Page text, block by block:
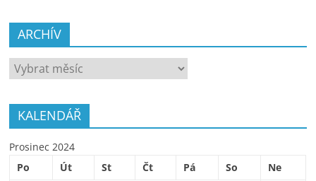
ARCHÍV
ARCHÍV
KALENDÁŘ
Prosinec 2024
Po
Út St Čt Pá So
Ne